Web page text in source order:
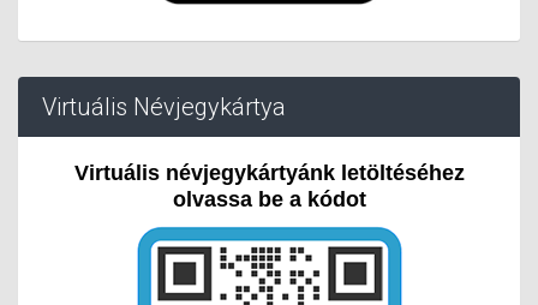
Virtuális Névjegykártya
Virtuális névjegykártyánk letöltéséhez
olvassa be a kódot